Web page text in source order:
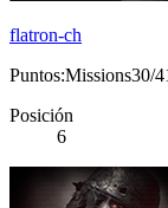
flatron-ch
Puntos:Missions30/
Posición
6